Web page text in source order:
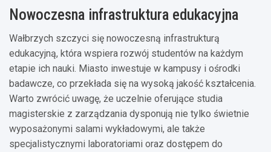
Nowoczesna infrastruktura edukacyjna
Wałbrzych szczyci się nowoczesną infrastrukturą
edukacyjną, która wspiera rozwój studentów na każdym
etapie ich nauki. Miasto inwestuje w kampusy i ośrodki
badawcze, co przekłada się na wysoką jakość kształcenia.
Warto zwrócić uwagę, że uczelnie oferujące studia
magisterskie z zarządzania dysponują nie tylko świetnie
wyposażonymi salami wykładowymi, ale także
specjalistycznymi laboratoriami oraz dostępem do